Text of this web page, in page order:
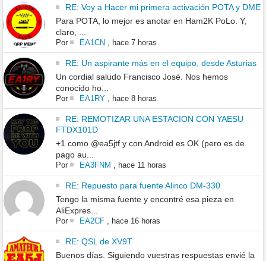
RE: Voy a Hacer mi primera activación POTA y DME
Para POTA, lo mejor es anotar en Ham2K PoLo. Y,
claro, ...
Por EA1CN, hace 7 horas
RE: Un aspirante más en el equipo, desde Asturias
Un cordial saludo Francisco José. Nos hemos
conocido ho...
Por EA1RY, hace 8 horas
RE: REMOTIZAR UNA ESTACION CON YAESU
FTDX101D
+1 como @ea5jtf y con Android es OK (pero es de
pago au...
Por EA3FNM , hace 11 horas
RE: Repuesto para fuente Alinco DM-330
Tengo la misma fuente y encontré esa pieza en
AliExpres...
Por EA2CF, hace 16 horas
RE: QSL de XV9T
Buenos días. Siguiendo vuestras respuestas envié la